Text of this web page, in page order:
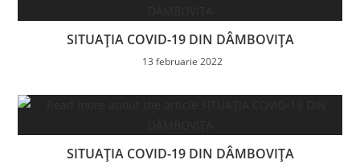
SITUAȚIA COVID-19 DIN DÂMBOVIȚA
13 februarie 2022
SITUAȚIA COVID-19 DIN DÂMBOVIȚA